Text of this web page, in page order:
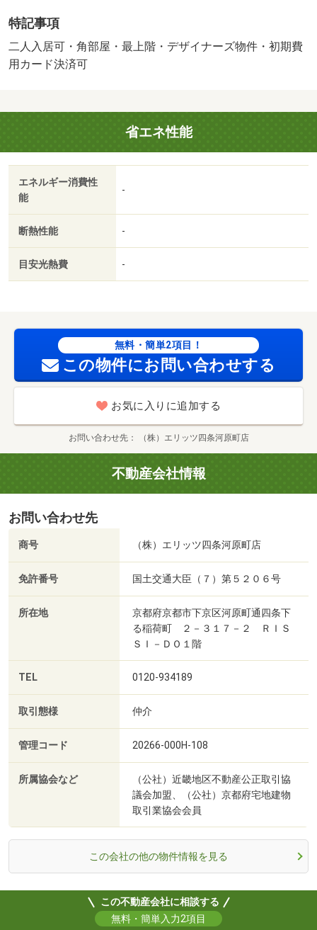
面化粧台／駐輪場／光ファイバー／最上階／３口以上コン
ロ／対面式キッチン／駐車場１台無料／全居室洋室／バイ
ク置場／デザイナーズ／収納１間半／エアコン２台／ＬＤ
スコ四ノ宮店（スーパー）まで４５０ｍ／ローソン山科四
ノ宮垣ノ内町（コンビニ）まで８００ｍ／かるがも薬局山
科店（ドラッグストア）まで９５０ｍ／洛和会音羽病院
（病院）まで１０００ｍ／藤尾小学校（小学校）まで２８
０ｍ／音羽中学校（中学校）まで１６００ｍ/賃貸戸数:8戸
特記事項
二人入居可・角部屋・最上階・デザイナーズ物件・初期費
用カード決済可
省エネ性能
エネルギー消費性
能
-
断熱性能 -
目安光熱費 -
無料・簡単2項目！
この物件にお問い合わせする
お気に入りに追加する
お問い合わせ先 （株）エリッツ四条河原町店
不動産会社情報
お問い合わせ先
商号 （株）エリッツ四条河原町店
免許番号 国土交通大臣（７）第５２０６号
所在地
京都府京都市下京区河原町通四条下
る稲荷町 ２－３１７－２ ＲＩＳ
ＳＩ－ＤＯ１階
TEL 0120-934189
取引態様 仲介
管理コード 20266-000H-108
所属協会など
（公社）近畿地区不動産公正取引協
議会加盟、（公社）京都府宅地建物
取引業協会会員
この会社の他の物件情報を見る
この不動産会社に相談する
無料・簡単入力2項目